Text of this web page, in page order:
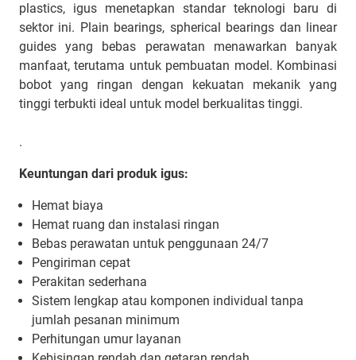
plastics, igus menetapkan standar teknologi baru di
sektor ini. Plain bearings, spherical bearings dan linear
guides yang bebas perawatan menawarkan banyak
manfaat, terutama untuk pembuatan model. Kombinasi
bobot yang ringan dengan kekuatan mekanik yang
tinggi terbukti ideal untuk model berkualitas tinggi.
.
Keuntungan dari produk igus:
Hemat biaya
Hemat ruang dan instalasi ringan
Bebas perawatan untuk penggunaan 24/7
Pengiriman cepat
Perakitan sederhana
Sistem lengkap atau komponen individual tanpa
jumlah pesanan minimum
Perhitungan umur layanan